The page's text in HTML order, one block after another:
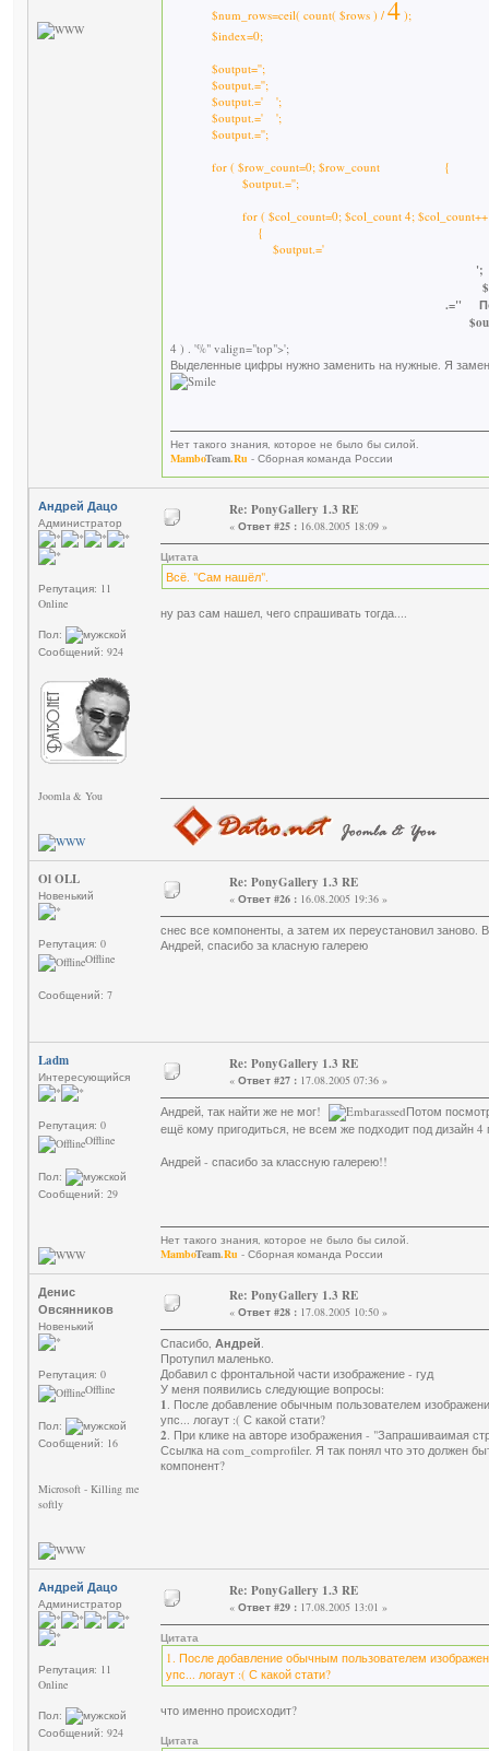
$num_rows=ceil( count( $rows ) / 4 );
$index=0;
$output='';
$output.='';
$output.=' ';
$output.=' ';
$output.='';
for ( $row_count=0; $row_count {
$output.='';
for ( $col_count=0; $col_count 4; $col_count++
{
$output.='
';
.="
4 ) . '%" valign="top">';
Выделенные цифры нужно заменить на нужные. Я
Нет такого знания, которое не было бы силой.
MamboTeam.Ru - Сборная команда России
Андрей Дацо
Администратор
Репутация: 11
Online
Пол:
Сообщений: 924
Joomla & You
Re: PonyGallery 1.3 RE
« Ответ #25 : 16.08.2005 18:09 »
Цитата
Всё. "Сам нашёл".
ну раз сам нашел, чего спрашивать тогда....
Ol OLL
Новенький
Репутация: 0
Offline
Сообщений: 7
Re: PonyGallery 1.3 RE
« Ответ #26 : 16.08.2005 19:36 »
снес все компоненты, а затем их переустановил заново.
Андрей, спасибо за класную галерею
Ladm
Интересующийся
Репутация: 0
Offline
Пол:
Сообщений: 29
Re: PonyGallery 1.3 RE
« Ответ #27 : 17.08.2005 07:36 »
Андрей, так найти же не мог!
Потом
ещё кому пригодиться, не всем же подходит под дизайн
Андрей - спасибо за классную галерею!!
Нет такого знания, которое не было бы силой.
MamboTeam.Ru - Сборная команда России
Денис
Овсянников
Новенький
Репутация: 0
Offline
Пол:
Сообщений: 16
Microsoft - Killing me
softly
Re: PonyGallery 1.3 RE
« Ответ #28 : 17.08.2005 10:50 »
Спасибо, Андрей.
Протупил маленько.
Добавил с фронтальной части изображение - гуд
У меня появились следующие вопросы:
1. После добавление обычным пользователем
упс... логаут :( С какой стати?
2. При клике на авторе изображения - "Запрашиваимая
Ссылка на com_comprofiler. Я так понял что это должен
компонент?
Андрей Дацо
Администратор
Репутация: 11
Online
Пол:
Сообщений: 924
Re: PonyGallery 1.3 RE
« Ответ #29 : 17.08.2005 13:01 »
Цитата
1. После добавление обычным пользователем
упс... логаут :( С какой стати?
что именно происходит?
Цитата